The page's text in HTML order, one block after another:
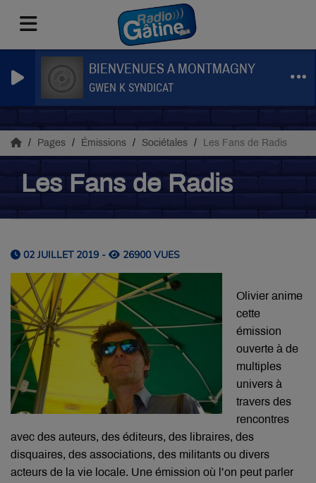
BIENVENUES A MONTMAGNY
GWEN K SYNDICAT
Pages Émissions Sociétales Les Fans de Radis
Les Fans de Radis
02 JUILLET 2019 - 26900 VUES
Olivier anime
cette
émission
ouverte à de
multiples
univers à
travers des
rencontres
avec des auteurs, des éditeurs, des libraires, des
disquaires, des associations, des militants ou divers
acteurs de la vie locale. Une émission où l’on peut parler